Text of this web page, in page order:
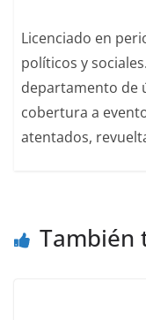
Licenciado en
políticos y
departamento de
cobertura a
atentados,
También